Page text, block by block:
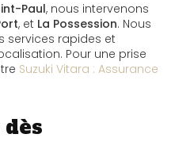
Paul, nous intervenons
, et La Possession. Nous
services rapides et
Pour une prise
Suzuki Vitara : Assurance